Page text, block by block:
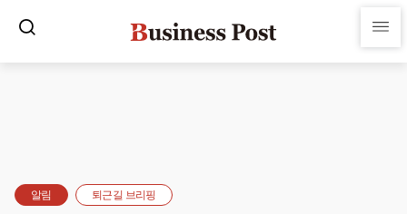
알림 퇴근길 브리핑